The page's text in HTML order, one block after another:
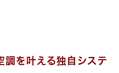
を叶える独自システ